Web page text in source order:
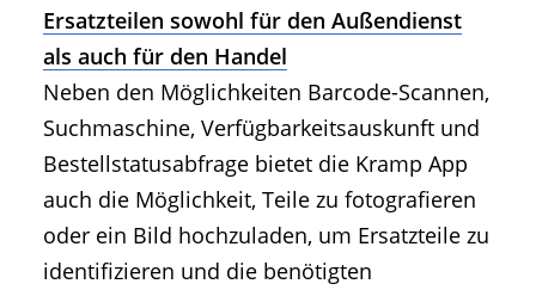
Ersatzteilen sowohl für den Außendienst
als auch für den Handel
Neben den Möglichkeiten Barcode-Scannen,
Suchmaschine, Verfügbarkeitsauskunft und
Bestellstatusabfrage bietet die Kramp App
auch die Möglichkeit, Teile zu fotografieren
oder ein Bild hochzuladen, um Ersatzteile zu
identifizieren und die benötigten